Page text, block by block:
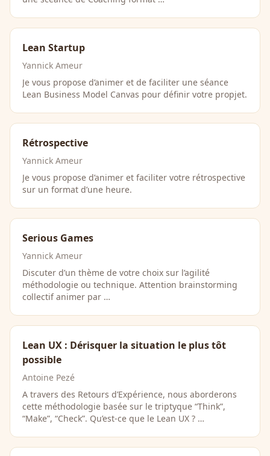
Lean Startup
Yannick Ameur
Je vous propose d’animer et de faciliter une séance
Lean Business Model Canvas pour définir votre propjet.
Rétrospective
Yannick Ameur
Je vous propose d’animer et faciliter votre rétrospective
sur un format d’une heure.
Serious Games
Yannick Ameur
Discuter d’un thème de votre choix sur l’agilité
méthodologie ou technique. Attention brainstorming
collectif animer par …
Lean UX : Dérisquer la situation le plus tôt
possible
Antoine Pezé
A travers des Retours d’Expérience, nous aborderons
cette méthodologie basée sur le triptyque “Think”,
“Make”, “Check”. Qu’est-ce que le Lean UX ? …